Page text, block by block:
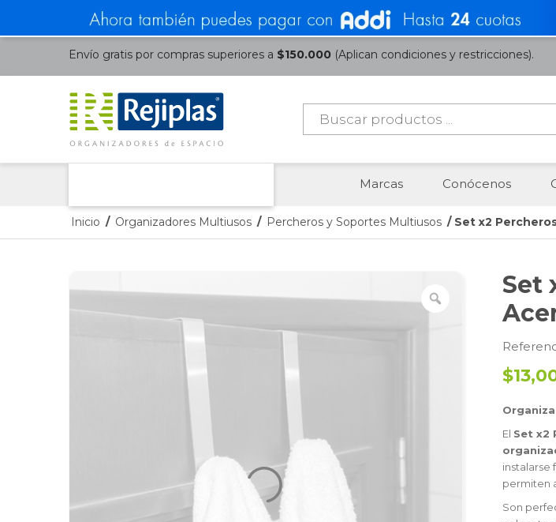
Envío gratis por compras superiores a $150.000 (Aplican condiciones y restricciones).
Búsqueda
productos
Marcas Conócenos
Inicio / Organizadores Multiusos / Percheros y Soportes Multiusos / Set x2
Set
El Set x2
instalarse
permiten
Son